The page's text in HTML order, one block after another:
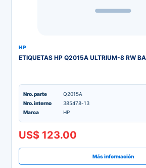
HP
ETIQUETAS HP Q2015A ULTRIUM-8 RW
Nro. parte
Q2015A
Nro. interno
385478-13
Marca
HP
US$ 123.00
Más información